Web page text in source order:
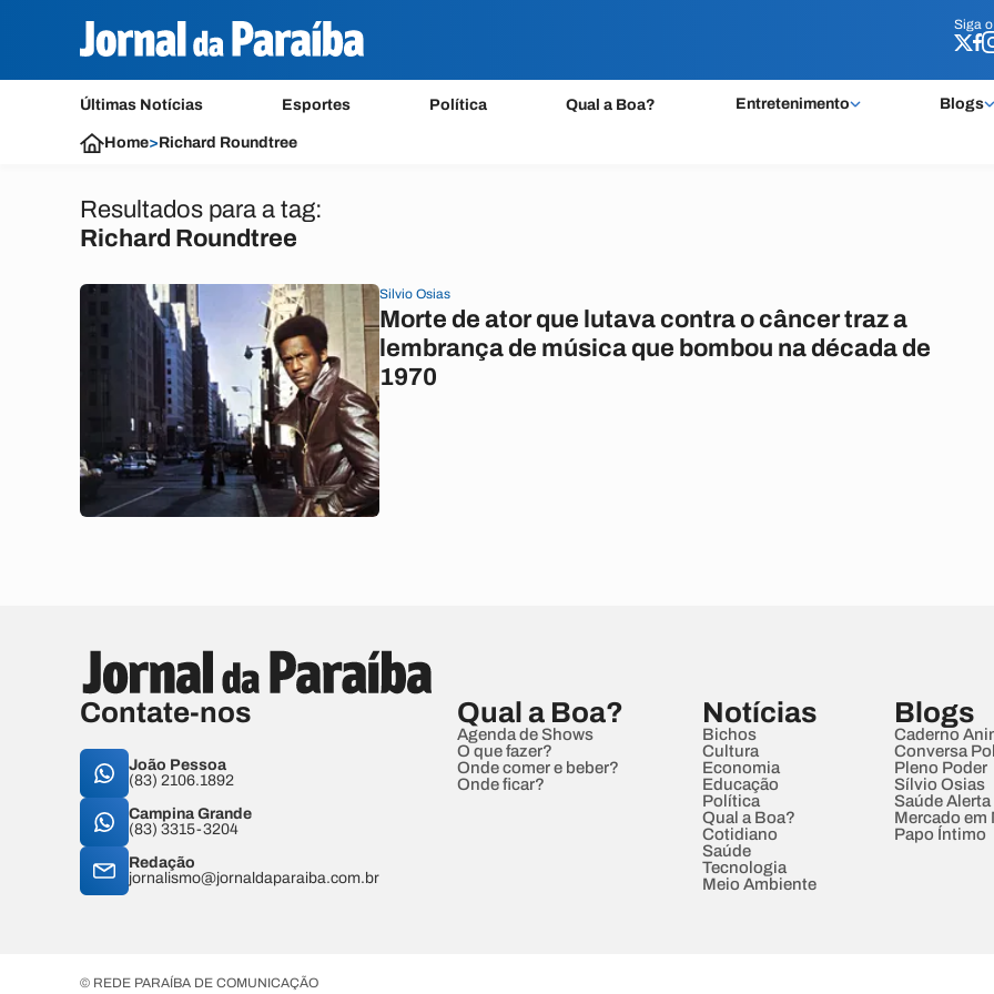
Siga o
Últimas Notícias Esportes Política Qual a Boa? Entretenimento Blogs
Siga o
Home>Richard Roundtree
Resultados para a tag:
Richard Roundtree
Silvio Osias
Morte de ator que lutava contra o câncer traz a
lembrança de música que bombou na década de
1970
Contate-nos
João Pessoa
(83) 2106.1892
Campina Grande
(83) 3315-3204
Redação
jornalismo@jornaldaparaiba.com.br
Qual a Boa?
Agenda de Shows
O que fazer?
Onde comer e beber?
Onde ficar?
Notícias
Bichos
Cultura
Economia
Educação
Política
Qual a Boa?
Cotidiano
Saúde
Tecnologia
Meio Ambiente
Blogs
Caderno
Conversa
Pleno Poder
Sílvio Osias
Saúde Alerta
Mercado em
Papo Íntimo
© REDE PARAÍBA DE COMUNICAÇÃO